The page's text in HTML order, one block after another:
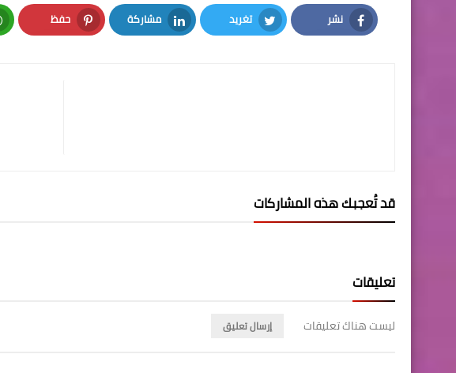
نشر
Facebook
تغريد
Twitter
مشاركة
LinkedIn
حفظ
Pinterest
قد تُعجبك هذه المشاركات
تعليقات
ليست هناك تعليقات إرسال تعليق